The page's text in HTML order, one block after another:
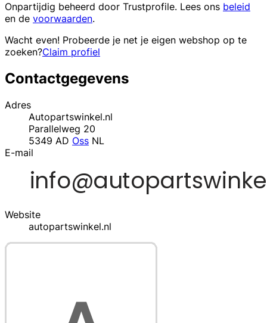
Onpartijdig beheerd door Trustprofile. Lees ons beleid
en de voorwaarden.
Wacht even! Probeerde je net je eigen webshop op te
zoeken?Claim profiel
Contactgegevens
Adres
Autopartswinkel.nl
Parallelweg 20
5349 AD Oss NL
E-mail
Website
autopartswinkel.nl